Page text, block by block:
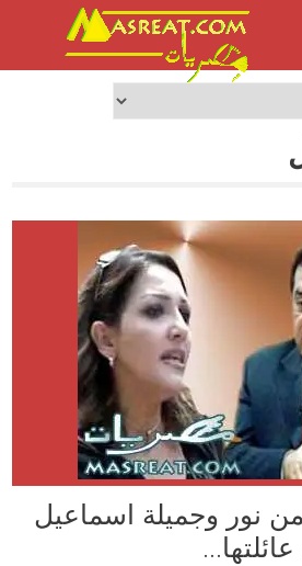
نور وجميلة اسماعيل